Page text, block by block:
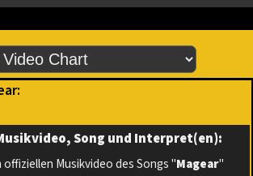
Song und Interpret(en):
Musikvideo des Songs "Magear"